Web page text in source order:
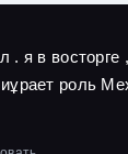
. я в восторге
роль